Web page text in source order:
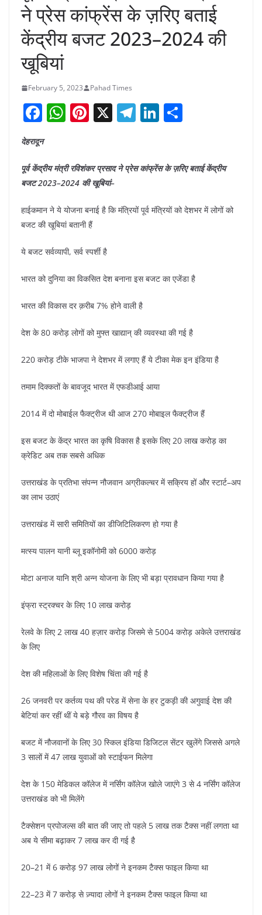
ने प्रेस कांफ्रेंस के ज़रिए बताई
केंद्रीय बजट 2023–2024 की
खूबियां
February 5, 2023 Pahad Times
F
c
e
b
o
o
k
W
s
A
p
p
Pi
e
st
X T
gr
m
Li
e
n
e
देहरादून
पूर्व केंद्रीय मंत्री रविशंकर प्रसाद ने प्रेस कांफ्रेंस के ज़रिए बताई केंद्रीय
बजट 2023–2024 की खूबियां–
हाईकमान ने ये योजना बनाई है कि मंत्रियों पूर्व मंत्रियों को देशभर में लोगों को
बजट की खूबियां बतानी हैं
ये बजट सर्वव्यापी, सर्व स्पर्शी है
भारत को दुनिया का विकसित देश बनाना इस बजट का एजेंडा है
भारत की विकास दर क़रीब 7% होने वाली है
देश के 80 करोड़ लोगों को मुफ्त खाद्यान् की व्यवस्था की गई है
220 करोड़ टीके भाजपा ने देशभर में लगाए हैं ये टीका मेक इन इंडिया है
तमाम दिक्कतों के बावजूद भारत में एफडीआई आया
2014 में दो मोबाईल फैक्ट्रीज थी आज 270 मोबाइल फैक्ट्रीज हैं
इस बजट के केंद्र भारत का कृषि विकास है इसके लिए 20 लाख करोड़ का
क्रेडिट अब तक सबसे अधिक
उत्तराखंड के प्रतिभा संपन्न नौजवान अग्रीकल्चर में सक्रिय हों और स्टार्ट–अप
का लाभ उठाएं
उत्तराखंड में सारी समितियों का डीजिटिलिकरण हो गया है
मत्स्य पालन यानी ब्लू इकॉनोमी को 6000 करोड़
मोटा अनाज यानि श्री अन्न योजना के लिए भी बड़ा प्रावधान किया गया है
इंफ्रा स्ट्रक्चर के लिए 10 लाख करोड़
रेलवे के लिए 2 लाख 40 हज़ार करोड़ जिसमे से 5004 करोड़ अकेले उत्तराखंड
के लिए
देश की महिलाओं के लिए विशेष चिंता की गई है
26 जनवरी पर कर्तव्य पथ की परेड में सेना के हर टुकड़ी की अगुवाई देश की
बेटियां कर रहीं थीं ये बड़े गौरव का विषय है
बजट में नौजवानों के लिए 30 स्किल इंडिया डिजिटल सेंटर खुलेंगे जिससे अगले
3 सालों में 47 लाख युवाओं को स्टाईफन मिलेगा
देश के 150 मेडिकल कॉलेज में नर्सिंग कॉलेज खोले जाएंगे 3 से 4 नर्सिंग कॉलेज
उत्तराखंड को भी मिलेंगे
टैक्सेशन प्रपोजल्स की बात की जाए तो पहले 5 लाख तक टैक्स नहीं लगता था
अब ये सीमा बढ़ाकर 7 लाख कर दी गई है
20–21 में 6 करोड़ 97 लाख लोगों ने इनकम टैक्स फाइल किया था
22–23 में 7 करोड़ से ज़्यादा लोगों ने इनकम टैक्स फाइल किया था